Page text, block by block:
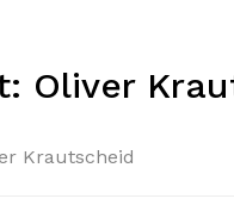
Oliver
Krautscheid